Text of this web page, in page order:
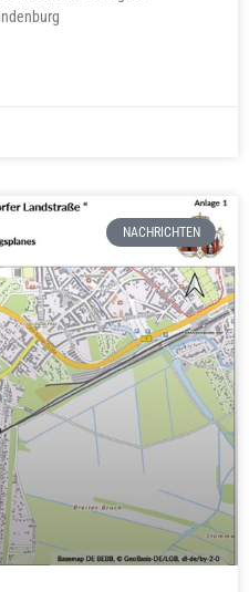
NACHRICHTEN